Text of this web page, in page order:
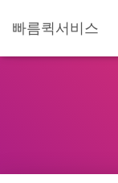
빠름퀵서비스